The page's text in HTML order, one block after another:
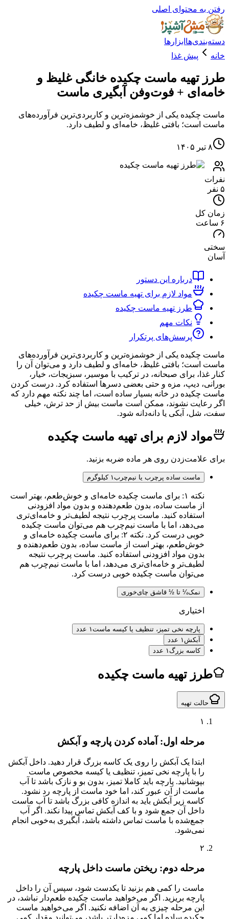
محتوای اصلی
ابزارها
پیش غذا
ماست چکیده خانگی غلیظ و
+ فوت‌وفن آبگیری ماست
یکی از خوشمزه‌ترین و کاربردی‌ترین فرآورده‌های
بافتی غلیظ، خامه‌ای و لطیف دارد.
درباره این دستور
مواد لازم برای تهیه ماست چکیده
طرز تهیه ماست چکیده
نکات مهم
پرسش‌های پرتکرار
یکی از خوشمزه‌ترین و کاربردی‌ترین فرآورده‌های
بافتی غلیظ، خامه‌ای و لطیف دارد و می‌توان آن را
برای صبحانه، در ترکیب با موسیر، سبزیجات، خیار،
دیپ، مزه و حتی بعضی دسرها استفاده کرد. درست کردن
در خانه بسیار ساده است، اما چند نکته مهم دارد که
نشوند، ممکن است ماست بیش از حد ترش، خیلی
آبکی یا دانه‌دانه شود.
لازم برای تهیه ماست چکیده
روی هر ماده ضربه بزنید.
ماست ساده پرچرب یا نیم‌چرب ۱ کیلوگرم
نکته ۱: برای ماست چکیده خامه‌ای و خوش‌طعم، بهتر است
از ماست ساده، بدون طعم‌دهنده و بدون مواد افزودنی
استفاده کنید. ماست پرچرب نتیجه لطیف‌تر و خامه‌ای‌تری
می‌دهد، اما با ماست نیم‌چرب هم می‌توان ماست چکیده
خوبی درست کرد. نکته ۲: برای ماست چکیده خامه‌ای و
خوش‌طعم، بهتر است از ماست ساده، بدون طعم‌دهنده و
بدون مواد افزودنی استفاده کنید. ماست پرچرب نتیجه
لطیف‌تر و خامه‌ای‌تری می‌دهد، اما با ماست نیم‌چرب هم
می‌توان ماست چکیده خوبی درست کرد.
¼ تا ½ قاشق چای‌خوری
پارچه نخی تمیز، تنظیف یا کیسه ماست۱ عدد
آبکش
کاسه بزرگ۱ عدد
تهیه ماست چکیده
تهیه
مرحله اول: آماده کردن پارچه و آبکش
ابتدا یک آبکش را روی یک کاسه بزرگ قرار دهید. داخل آبکش
را با پارچه نخی تمیز، تنظیف یا کیسه مخصوص ماست
بپوشانید. پارچه باید کاملا تمیز، بدون بو و نازک باشد تا آب
ماست از آن عبور کند، اما خود ماست از پارچه رد نشود.
کاسه زیر آبکش باید به اندازه کافی بزرگ باشد تا آب ماست
داخل آن جمع شود و با کف آبکش تماس پیدا نکند. اگر آب
جمع‌شده با ماست تماس داشته باشد، آبگیری به‌خوبی انجام
نمی‌شود.
مرحله دوم: ریختن ماست داخل پارچه
ماست را کمی هم بزنید تا یکدست شود، سپس آن را داخل
پارچه بریزید. اگر می‌خواهید ماست چکیده طعم‌دار نباشد، در
این مرحله چیزی به آن اضافه نکنید. اگر می‌خواهید ماست